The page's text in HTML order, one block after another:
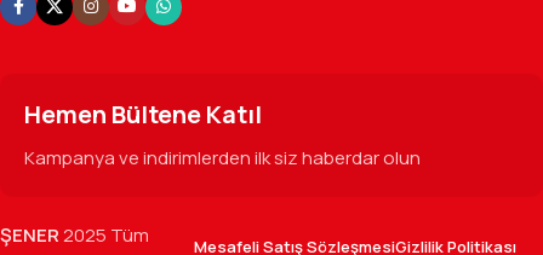
Hemen Bültene Katıl
Kampanya ve indirimlerden ilk siz haberdar olun
ŞENER2025 Tüm
Mesafeli Satış SözleşmesiGizlilik Politikası